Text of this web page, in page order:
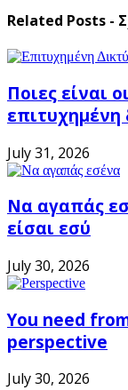
Related Posts -
Ποιες είναι
επιτυχημένη
July 31, 2026
Να αγαπάς
είσαι εσύ
July 30, 2026
You need
perspective
July 30, 2026